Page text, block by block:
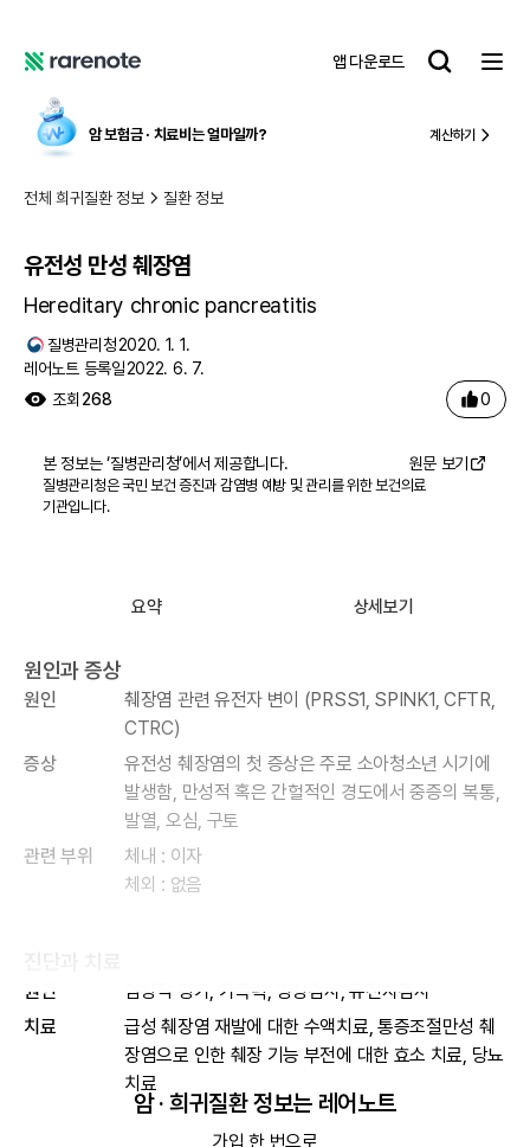
노
앱 다운로드
레
트
암 보험금 ∙ 치료비 는 얼마일까? 계산하기
전체 희귀질환 정보 질환 정보
유전성 만성 췌장염
Hereditary chronic pancreatitis
질병관리청2020. 1. 1.
레어노트 등록일2022. 6. 7.
조회 268 0
본 정보는 ‘질병관리청’에서 제공합니다. 원문 보기
질병관리청은 국민 보건 증진과 감염병 예방 및 관리를 위한 보건의료
기관입니다.
요약 상세보기
원인과 증상
원인
췌장염 관련 유전자 변이 (PRSS1, SPINK1, CFTR,
CTRC)
증상
유전성 췌장염의 첫 증상은 주로 소아청소년 시기에
발생함, 만성적 혹은 간헐적인 경도에서 중증의 복통,
발열, 오심, 구토
관련 부위
체내 : 이자
체외 : 없음
원인
임상적 평가, 가족력, 영상검사, 유전자검사
치료
급성 췌장염 재발에 대한 수액치료, 통증조절만성 췌
장염으로 인한 췌장 기능 부전에 대한 효소 치료, 당뇨
치료
암 · 희귀질환 정보는 레어노트
가입 한 번으로